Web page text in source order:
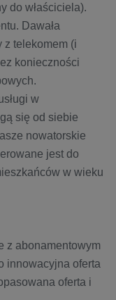
do właściciela).
Dawała
z telekomem (i
konieczności
w
się od siebie
nowatorskie
jest do
w wieku
z abonamentowym
innowacyjna oferta
oferta i